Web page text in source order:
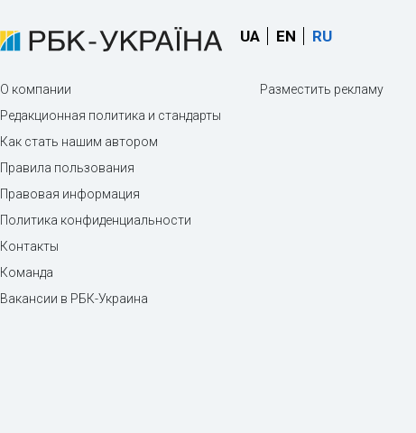
UA EN RU
О компании
Редакционная политика и стандарты
Как стать нашим автором
Правила пользования
Правовая информация
Политика конфиденциальности
Контакты
Команда
Вакансии в РБК-Украина
Разместить рекламу